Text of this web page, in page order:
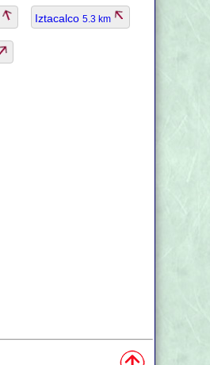
Iztacalco 5.3 km